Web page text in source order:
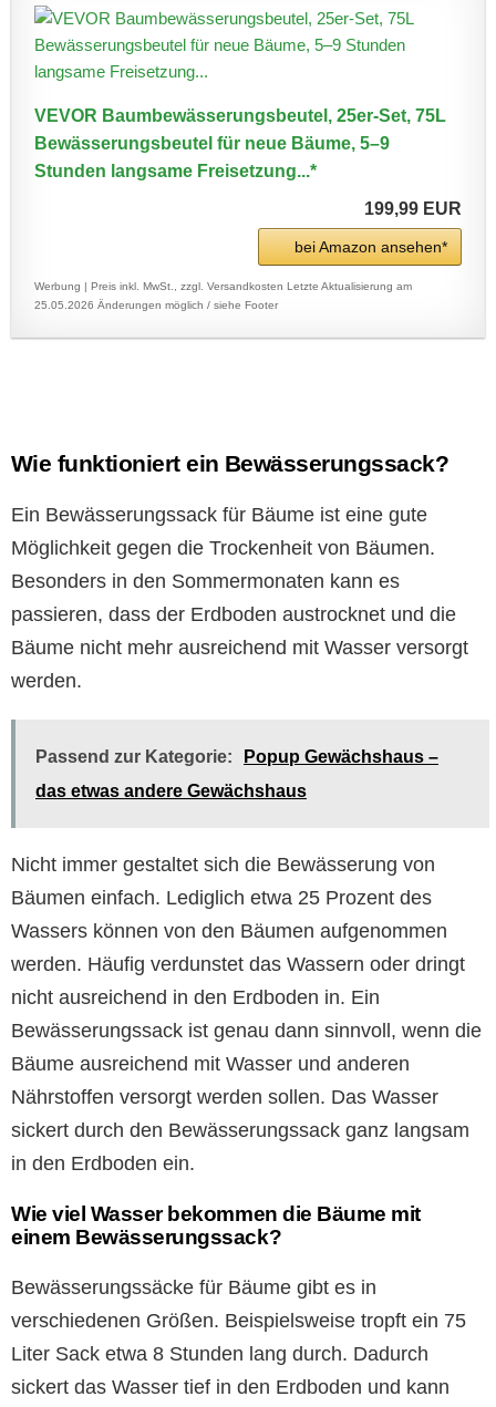
VEVOR Baumbewässerungsbeutel, 25er-Set, 75L
Bewässerungsbeutel für neue Bäume, 5–9
Stunden langsame Freisetzung...*
199,99 EUR
bei Amazon ansehen*
Werbung | Preis inkl. MwSt., zzgl. Versandkosten Letzte Aktualisierung am
25.05.2026 Änderungen möglich / siehe Footer
Wie funktioniert ein Bewässerungssack?
Ein Bewässerungssack für Bäume ist eine gute
Möglichkeit gegen die Trockenheit von Bäumen.
Besonders in den Sommermonaten kann es
passieren, dass der Erdboden austrocknet und die
Bäume nicht mehr ausreichend mit Wasser versorgt
werden.
Passend zur Kategorie:
Popup Gewächshaus –
das etwas andere Gewächshaus
Nicht immer gestaltet sich die Bewässerung von
Bäumen einfach. Lediglich etwa 25 Prozent des
Wassers können von den Bäumen aufgenommen
werden. Häufig verdunstet das Wassern oder dringt
nicht ausreichend in den Erdboden in. Ein
Bewässerungssack ist genau dann sinnvoll, wenn die
Bäume ausreichend mit Wasser und anderen
Nährstoffen versorgt werden sollen. Das Wasser
sickert durch den Bewässerungssack ganz langsam
in den Erdboden ein.
Wie viel Wasser bekommen die Bäume mit
einem Bewässerungssack?
Bewässerungssäcke für Bäume gibt es in
verschiedenen Größen. Beispielsweise tropft ein 75
Liter Sack etwa 8 Stunden lang durch. Dadurch
sickert das Wasser tief in den Erdboden und kann